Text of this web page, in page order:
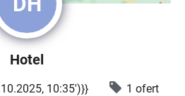
Hotel
10:35')}} 1 ofert